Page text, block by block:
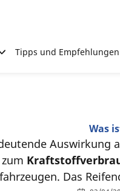
Tipps und Empfehlungen
Was
Auswirkung
Das